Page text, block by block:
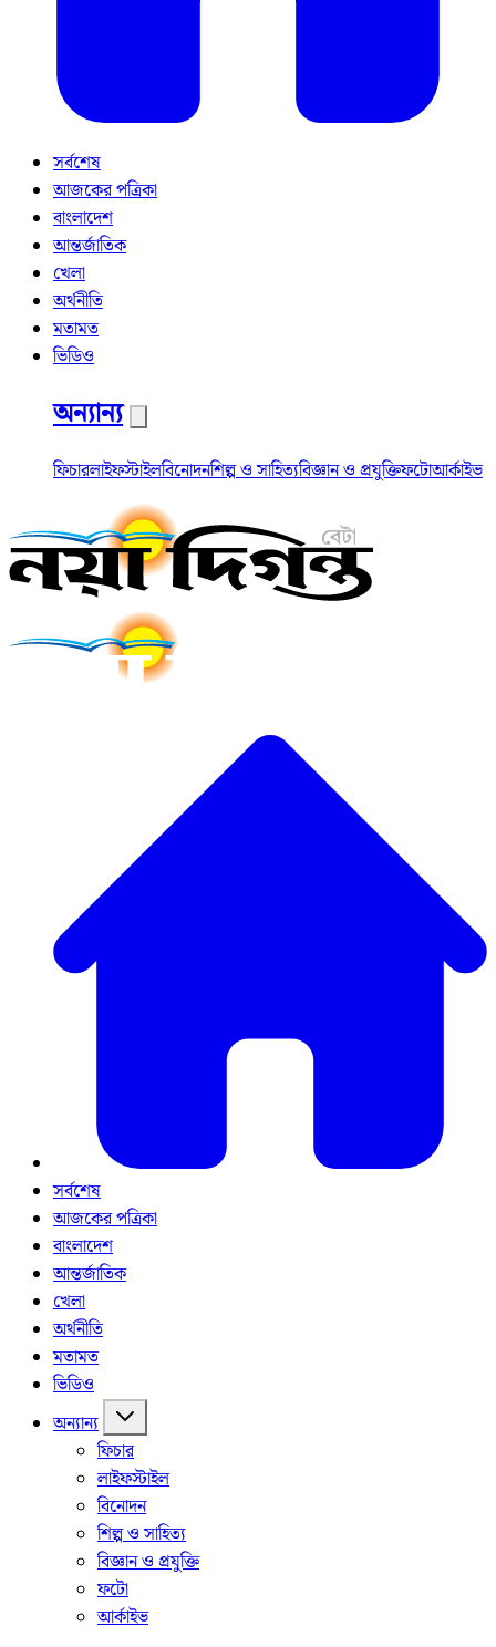
সর্বশেষ
আজকের পত্রিকা
বাংলাদেশ
আন্তর্জাতিক
খেলা
অর্থনীতি
মতামত
ভিডিও
অন্যান্য
ফিচারলাইফস্টাইলবিনোদনশিল্প ও সাহিত্যবিজ্ঞান ও প্রযুক্তিফটোআর্কাইভ
সর্বশেষ
আজকের পত্রিকা
বাংলাদেশ
আন্তর্জাতিক
খেলা
অর্থনীতি
মতামত
ভিডিও
অন্যান্য
ফিচার
লাইফস্টাইল
বিনোদন
শিল্প ও সাহিত্য
বিজ্ঞান ও প্রযুক্তি
ফটো
আর্কাইভ